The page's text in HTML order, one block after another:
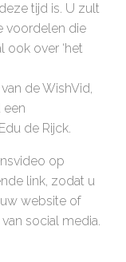
tijd is. U zult
voordelen die
ook over ‘het
de WishVid,
een
de Rijck.
op
link, zodat u
website of
social media.